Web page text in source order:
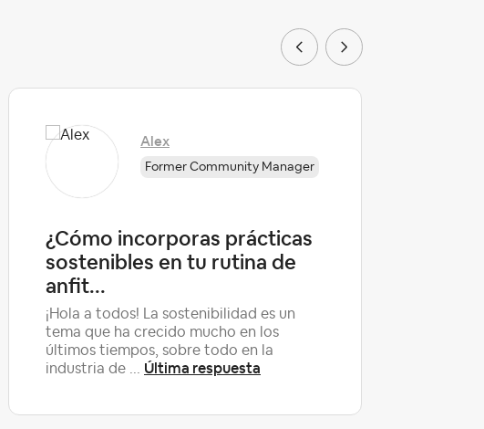
Alex
Former Community Manager
¿Cómo incorporas prácticas
sostenibles en tu rutina de
anfit...
¡Hola a todos! La sostenibilidad es un
tema que ha crecido mucho en los
últimos tiempos, sobre todo en la
industria de ... Última respuesta